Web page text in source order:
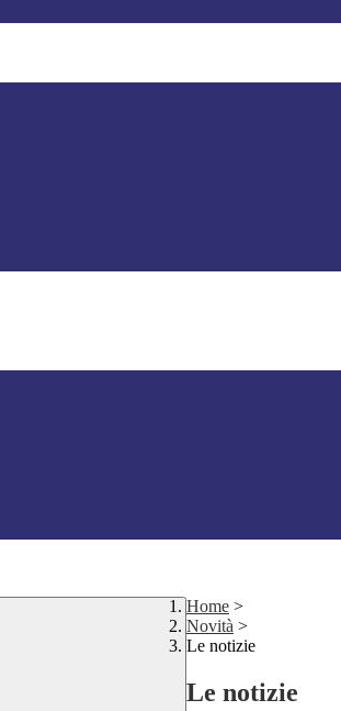
Home >
Novità >
Le notizie
Le notizie